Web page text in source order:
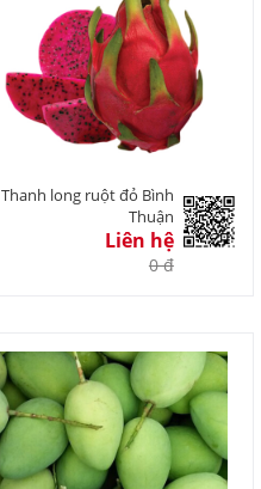
Thanh long ruột đỏ Bình
Thuận
Liên hệ
0 đ